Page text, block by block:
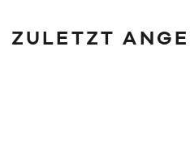
ZULETZT